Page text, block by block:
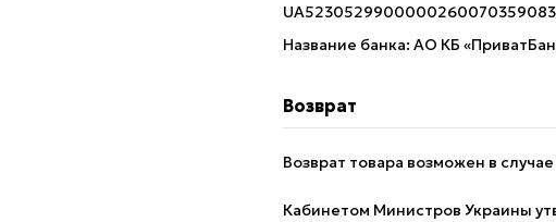
Название банка: АО КБ
Возврат
Возврат товара возможен в
Кабинетом Министров Украины